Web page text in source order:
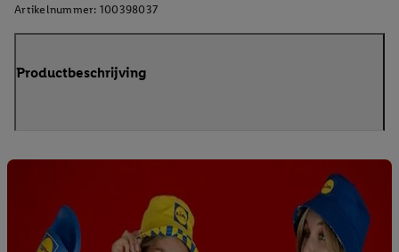
Artikelnummer: 100398037
Productbeschrijving